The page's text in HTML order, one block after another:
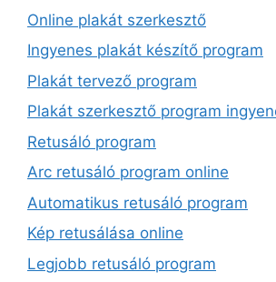
Online plakát szerkesztő
Ingyenes plakát készítő program
Plakát tervező program
Plakát szerkesztő program
Retusáló program
Arc retusáló program online
Automatikus retusáló program
Kép retusálása online
Legjobb retusáló program